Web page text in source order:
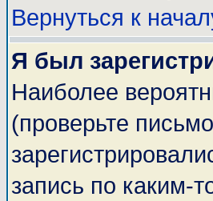
Вернуться к
Я был
Наиболее
(проверьте
запись по каким-